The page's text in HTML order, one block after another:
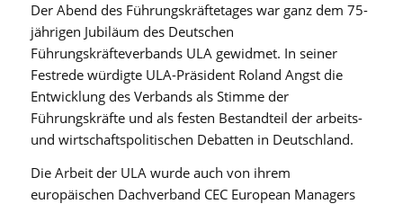
Der Abend des Führungskräftetages war ganz dem 75-
jährigen Jubiläum des Deutschen
Führungskräfteverbands ULA gewidmet. In seiner
Festrede würdigte ULA-Präsident Roland Angst die
Entwicklung des Verbands als Stimme der
Führungskräfte und als festen Bestandteil der arbeits-
und wirtschaftspolitischen Debatten in Deutschland.
Die Arbeit der ULA wurde auch von ihrem
europäischen Dachverband CEC European Managers